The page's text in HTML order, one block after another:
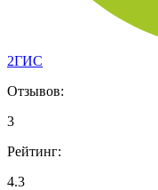
2ГИС
Отзывов:
3
Рейтинг:
4.3